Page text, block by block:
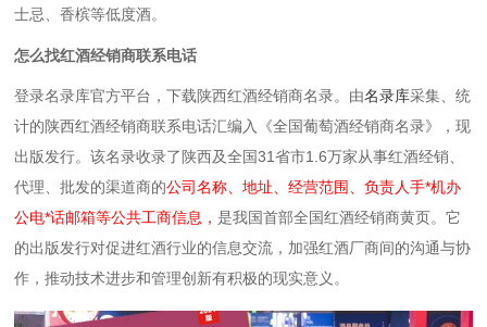
士忌、香槟等低度酒。
怎么找红酒经销商联系电话
登录名录库官方平台，下载陕西红酒经销商名录。 由名录库采集、统
计的陕西红酒经销商联系电话汇编入《全国葡萄酒经销商名录》，现
出版发行。该名录收录了陕西及全国31省市1.6万家从事红酒经销、
代理、批发的渠道商的公司名称、地址、经营范围、负责人手*机办
公电*话邮箱等公共工商信息，是我国首部全国红酒经销商黄页。它
的出版发行对促进红酒行业的信息交流，加强红酒厂商间的沟通与协
作，推动技术进步和管理创新有积极的现实意义。